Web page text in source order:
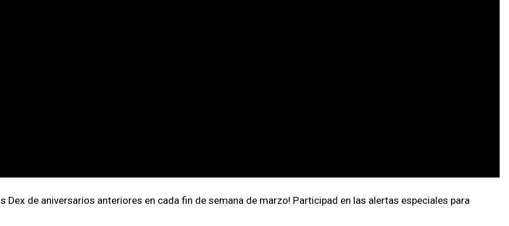
Dex de aniversarios anteriores en cada fin de semana de marzo! Participad en las alertas especiales para